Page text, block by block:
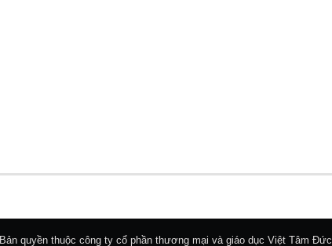
Bản quyền thuộc công ty cổ phần thương mại và giáo dục Việt Tâm Đức